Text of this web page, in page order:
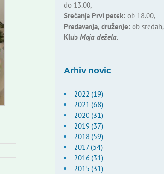
do 13.00,
Srečanja Prvi petek:ob 18.00,
Predavanja, druženje:ob sredah,
Klub Moja dežela.
Arhiv novic
2022 (19)
2021 (68)
2020 (31)
2019 (37)
2018 (59)
2017 (54)
2016 (31)
2015 (31)